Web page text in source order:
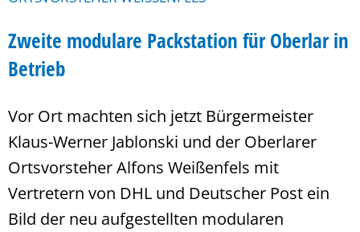
Zweite modulare Packstation für Oberlar in
Betrieb
Vor Ort machten sich jetzt Bürgermeister
Klaus-Werner Jablonski und der Oberlarer
Ortsvorsteher Alfons Weißenfels mit
Vertretern von DHL und Deutscher Post ein
Bild der neu aufgestellten modularen